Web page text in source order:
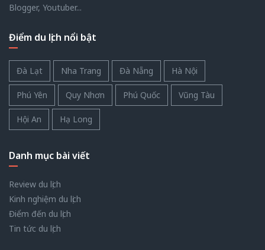
Blogger, Youtuber...
Điểm du lịch nổi bật
Đà Lạt Nha Trang Đà Nẵng Hà Nội
Phú Yên Quy Nhơn Phú Quốc Vũng Tàu
Hội An Hạ Long
Danh mục bài viết
Review du lịch
Kinh nghiệm du lịch
Điểm đến du lịch
Tin tức du lịch